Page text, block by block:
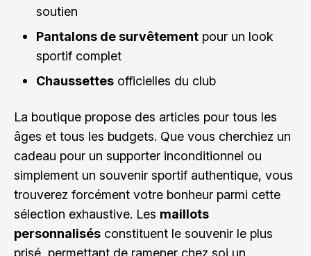
soutien
Pantalons de survêtement pour un look
sportif complet
Chaussettes officielles du club
La boutique propose des articles pour tous les
âges et tous les budgets. Que vous cherchiez un
cadeau pour un supporter inconditionnel ou
simplement un souvenir sportif authentique, vous
trouverez forcément votre bonheur parmi cette
sélection exhaustive. Les maillots
personnalisés constituent le souvenir le plus
prisé, permettant de ramener chez soi un